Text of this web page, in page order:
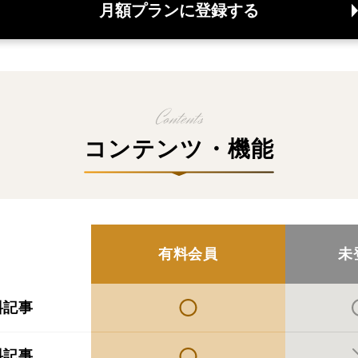
月額プランに登録する
コンテンツ・機能
有料会員 未
記事